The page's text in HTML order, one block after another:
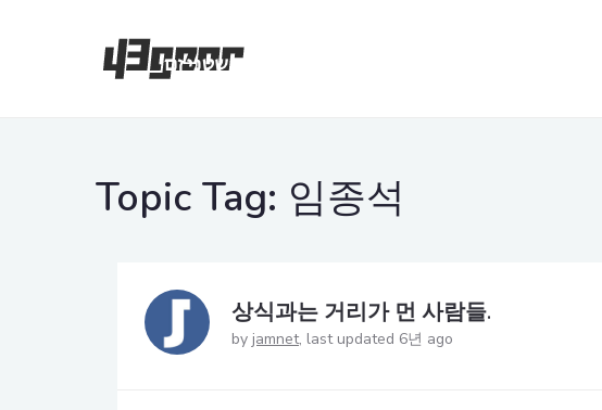
Topic Tag: 임종석
상식과는 거리가 먼 사람들.
by jamnet last updated 6년 ago